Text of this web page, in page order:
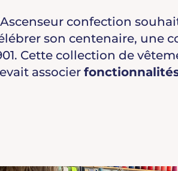
confection
son centenaire, une
Cette collection de
associer